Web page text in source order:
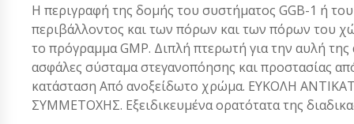
Η περιγραφή της δομής του συστήματος GGB-1 ή
περιβάλλοντος και των πόρων και των πόρων του
το πρόγραμμα GMP. Διπλή πτερωτή για την αυλή
ασφάλες σύσταμα στεγανοπόησης και προστασίας
κατάσταση Από ανοξείδωτο χρώμα. ΕΥΚΟΛΗ
ΣΥΜΜΕΤΟΧΗΣ. Εξειδικευμένα ορατότατα της